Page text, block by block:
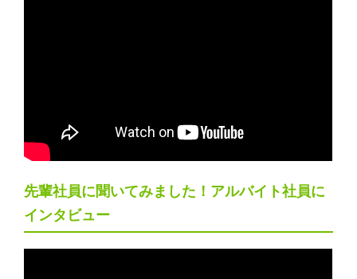
先輩社員に聞いてみました！アルバイト社員に
インタビュー